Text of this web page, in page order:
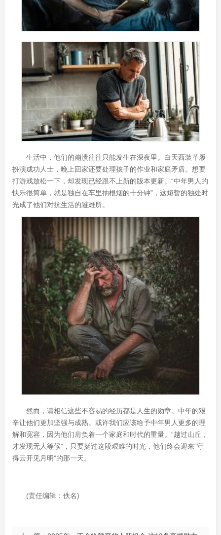
生活中，他们的崩溃往往只能发生在深夜里。白天西装革履
扮演成功人士，晚上回家还要处理孩子的作业和家庭矛盾。想要
打游戏放松一下，却发现已经跟不上新的版本更新。“中年男人的
快乐很简单，就是独自在车里抽根烟的十分钟”，这短暂的独处时
光成了他们对抗生活的避难所。
然而，请相信这些不容易的经历都是人生的勋章。中年的艰
辛让他们更加坚强与成熟。或许我们应该给予中年男人更多的理
解和宽容，因为他们肩负着一个家庭和时代的重量。“越过山丘，
才发现无人等候”，只要挺过这段艰难的时光，他们终会迎来“守
得云开见月明”的那一天。
(责任编辑：佚名)